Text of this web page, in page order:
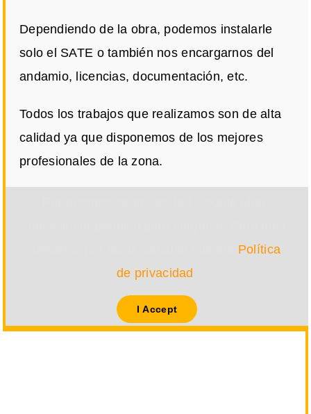
Dependiendo de la obra, podemos instalarle
solo el SATE o también nos encargarnos del
andamio, licencias, documentación, etc.
Todos los trabajos que realizamos son de alta
calidad ya que disponemos de los mejores
profesionales de la zona.
Política
de privacidad
I Accept